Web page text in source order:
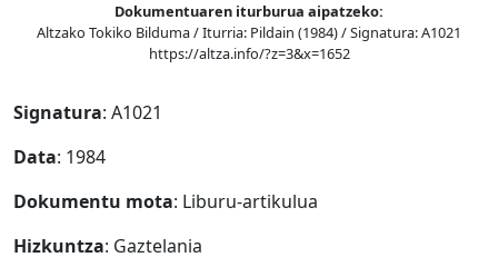
Dokumentuaren iturburua aipatzeko:
Altzako Tokiko Bilduma / Iturria: Pildain (1984) / Signatura: A1021
https://altza.info/?z=3&x=1652
Signatura: A1021
Data: 1984
Dokumentu mota: Liburu-artikulua
Hizkuntza: Gaztelania